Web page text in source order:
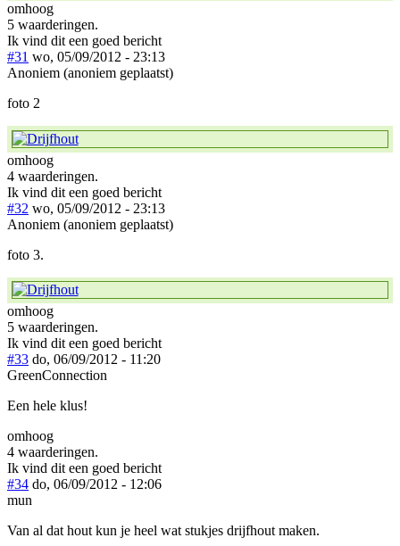
omhoog
5 waarderingen.
Ik vind dit een goed bericht
#31 wo, 05/09/2012 - 23:13
Anoniem (anoniem geplaatst)
foto 2
omhoog
4 waarderingen.
Ik vind dit een goed bericht
#32 wo, 05/09/2012 - 23:13
Anoniem (anoniem geplaatst)
foto 3.
omhoog
5 waarderingen.
Ik vind dit een goed bericht
#33 do, 06/09/2012 - 11:20
GreenConnection
Een hele klus!
omhoog
4 waarderingen.
Ik vind dit een goed bericht
#34 do, 06/09/2012 - 12:06
mun
Van al dat hout kun je heel wat stukjes drijfhout maken.